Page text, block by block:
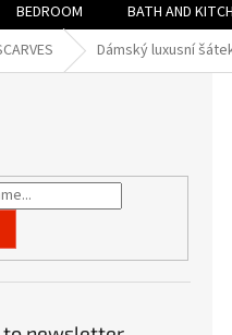
BEDROOM BATH AND
Dámský luxusní